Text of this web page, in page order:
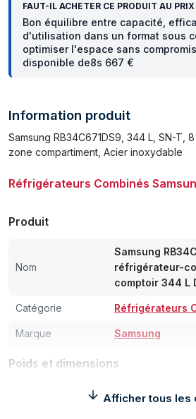
FAUT-IL ACHETER CE PRODUIT AU
Bon équilibre entre capacité,
d'utilisation dans un format sous
optimiser l'espace sans
disponible de8s 667 €
Information produit
Samsung RB34C671DS9, 344 L, SN-T,
zone compartiment, Acier inoxydable
Réfrigérateurs Combinés
Produit
Nom
Samsung
réfrigérateur-
comptoir 344 L
Catégorie Réfrigérateurs
Marque Samsung
Poids et dimensions
595 mm
Afficher tous les